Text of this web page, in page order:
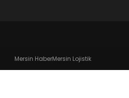
Mersin HaberMersin Lojistik